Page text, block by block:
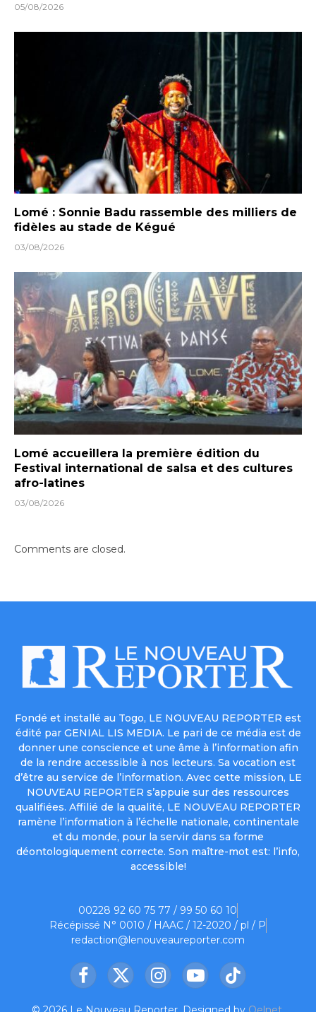
05/08/2026
Lomé : Sonnie Badu rassemble des milliers de
fidèles au stade de Kégué
03/08/2026
Lomé accueillera la première édition du
Festival international de salsa et des cultures
afro-latines
03/08/2026
Comments are closed.
Fondé et installé au Togo, LE NOUVEAU REPORTER est
édité par GENIAL LIS MEDIA. Le pari de ce média est de
donner une conscience et une âme à l’information afin
de la rendre accessible à nos lecteurs. Sa vocation est
d’être au service de l’information. Avec cette mission, LE
NOUVEAU REPORTER s’appuie sur des ressources
qualifiées. Affilié de la qualité, LE NOUVEAU REPORTER
ramène l’information à l’échelle nationale, continentale
et du monde, pour la servir dans sa forme
déontologiquement correcte. Son maître-mot est: l’info,
accessible!
00228 92 60 75 77 / 99 50 60 10
Récépissé N° 0010 / HAAC / 12-2020 / pl / P
redaction@lenouveaureporter.com
Facebook
X
InstagramYouTubeTikTok